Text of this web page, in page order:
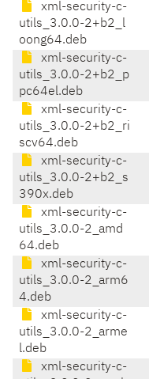
xml-security-c-
utils_3.0.0-2+b2_l
oong64.deb
xml-security-c-
utils_3.0.0-2+b2_p
pc64el.deb
xml-security-c-
utils_3.0.0-2+b2_ri
scv64.deb
xml-security-c-
utils_3.0.0-2+b2_s
390x.deb
xml-security-c-
utils_3.0.0-2_amd
64.deb
xml-security-c-
utils_3.0.0-2_arm6
4.deb
xml-security-c-
utils_3.0.0-2_arme
l.deb
xml-security-c-